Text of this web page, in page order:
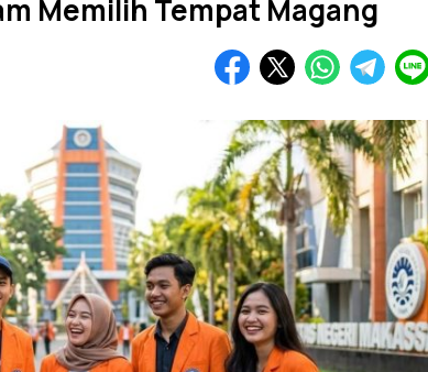
Memilih Tempat Magang